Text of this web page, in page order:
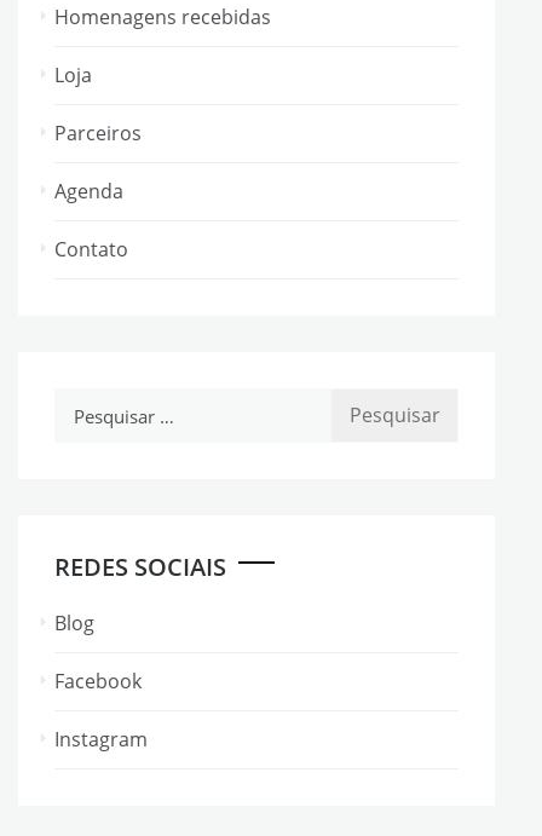
Homenagens recebidas
Loja
Parceiros
Agenda
Contato
REDES SOCIAIS
Blog
Facebook
Instagram